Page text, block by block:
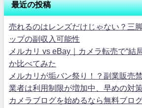
最近の投稿
売れるのはレンズだけじゃない？三
ップの副収入可能性
メルカリ vs eBay｜カメラ転売で“結
か比べてみた
メルカリが垢バン祭り！？副業販売
業者は利用制限が増加中、早めの対
カメラブログを始めるなら無料ブロ